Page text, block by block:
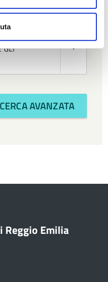
GLI
AVANZATA
Reggio Emilia